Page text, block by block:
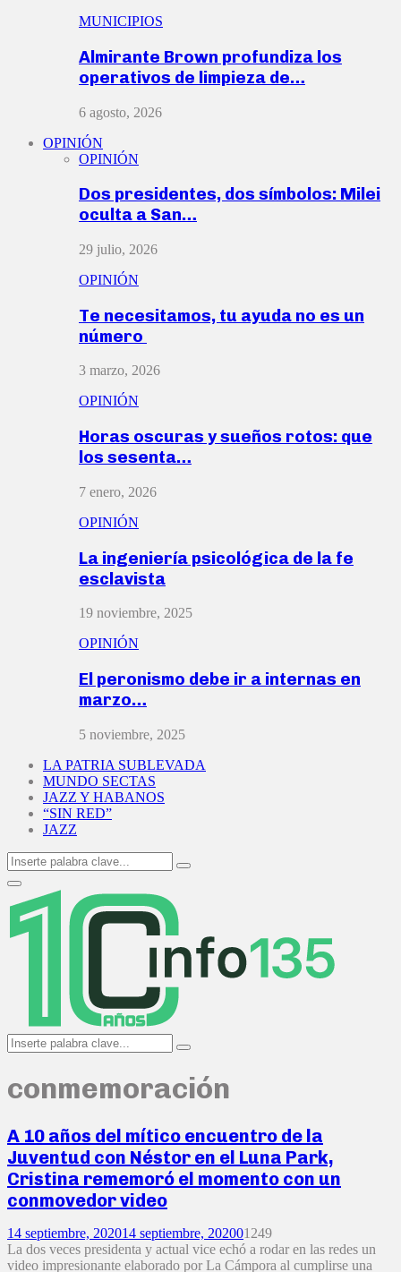
MUNICIPIOS
Almirante Brown profundiza los
operativos de limpieza de…
6 agosto, 2026
OPINIÓN
OPINIÓN
Dos presidentes, dos símbolos: Milei
oculta a San…
29 julio, 2026
OPINIÓN
Te necesitamos, tu ayuda no es un
número
3 marzo, 2026
OPINIÓN
Horas oscuras y sueños rotos: que
los sesenta…
7 enero, 2026
OPINIÓN
La ingeniería psicológica de la fe
esclavista
19 noviembre, 2025
OPINIÓN
El peronismo debe ir a internas en
marzo…
5 noviembre, 2025
LA PATRIA SUBLEVADA
MUNDO SECTAS
JAZZ Y HABANOS
“SIN RED”
JAZZ
Search
for:
Search
Primary
Menu
Search
for:
Search
conmemoración
A 10 años del mítico encuentro de la
Juventud con Néstor en el Luna Park,
Cristina rememoró el momento con un
conmovedor video
14 septiembre, 202014 septiembre, 202001249
La dos veces presidenta y actual vice echó a rodar en las redes un
video impresionante elaborado por La Cámpora al cumplirse una